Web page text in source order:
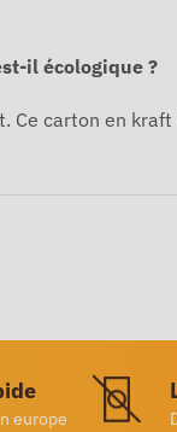
il écologique ?
Ce carton en
europe